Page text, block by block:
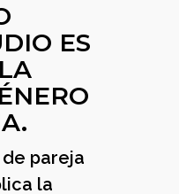
ES
pareja
la